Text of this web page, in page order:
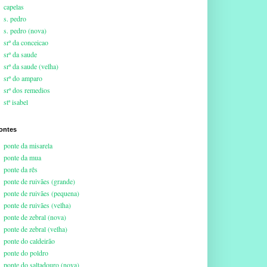
capelas
s. pedro
s. pedro (nova)
srª da conceicao
srª da saude
srª da saude (velha)
srª do amparo
srª dos remedios
stª isabel
ponte da misarela
ponte da mua
ponte da rês
ponte de ruivães (grande)
ponte de ruivães (pequena)
ponte de ruivães (velha)
ponte de zebral (nova)
ponte de zebral (velha)
ponte do caldeirão
ponte do poldro
ponte do saltadouro (nova)